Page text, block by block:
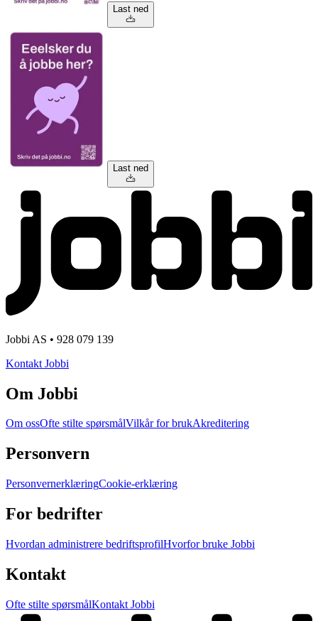
Last ned
Last ned
Jobbi AS • 928 079 139
Kontakt Jobbi
Om Jobbi
Om ossOfte stilte spørsmålVilkår for brukAkreditering
Personvern
PersonvernerklæringCookie-erklæring
For bedrifter
Hvordan administrere bedriftsprofilHvorfor bruke Jobbi
Kontakt
Ofte stilte spørsmålKontakt Jobbi